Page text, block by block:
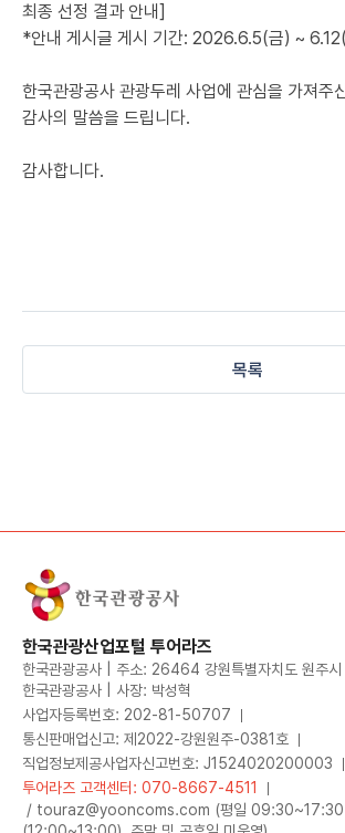
최종 선정 결과 안내]
*안내 게시글 게시 기간: 2026.6.5(금) ~
한국관광공사 관광두레 사업에 관심을 가져주
감사의 말씀을 드립니다.
감사합니다.
목록
한국관광산업포털 투어라즈
한국관광공사 | 주소: 26464 강원특별자치도 원주시
한국관광공사 | 사장: 박성혁
사업자등록번호: 202-81-50707
통신판매업신고: 제2022-강원원주-0381호
직업정보제공사업자신고번호: J1524020200003
투어라즈 고객센터: 070-8667-4511
/ touraz@yooncoms.com (평일 09:30~17:30